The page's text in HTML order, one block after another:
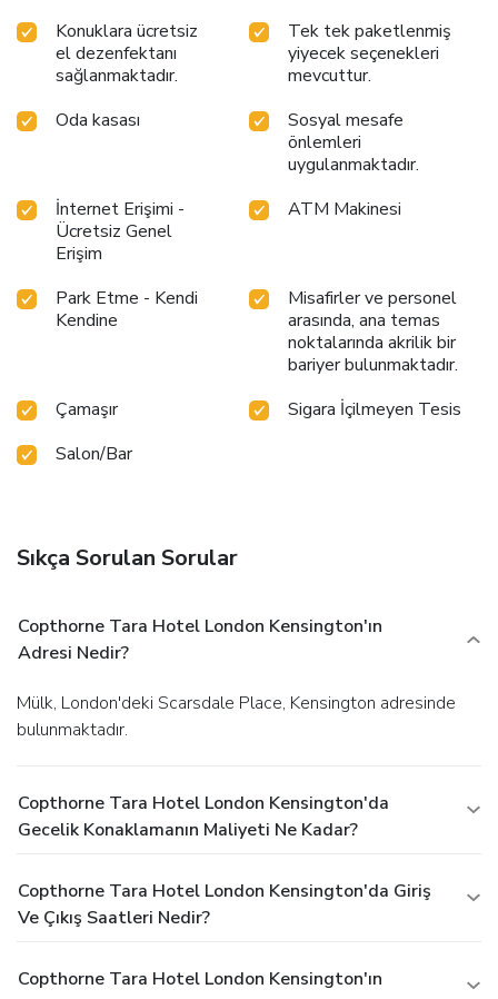
Konuklara ücretsiz
el dezenfektanı
sağlanmaktadır.
Tek tek paketlenmiş
yiyecek seçenekleri
mevcuttur.
Oda kasası
Sosyal mesafe
önlemleri
uygulanmaktadır.
İnternet Erişimi -
Ücretsiz Genel
Erişim
ATM Makinesi
Park Etme - Kendi
Kendine
Misafirler ve personel
arasında, ana temas
noktalarında akrilik bir
bariyer bulunmaktadır.
Çamaşır
Sigara İçilmeyen Tesis
Salon/Bar
Sıkça Sorulan Sorular
Copthorne Tara Hotel London Kensington'ın
Adresi Nedir?
Mülk, London'deki Scarsdale Place, Kensington adresinde
bulunmaktadır.
Copthorne Tara Hotel London Kensington'da
Gecelik Konaklamanın Maliyeti Ne Kadar?
Copthorne Tara Hotel London Kensington'da Giriş
Ve Çıkış Saatleri Nedir?
Copthorne Tara Hotel London Kensington'ın